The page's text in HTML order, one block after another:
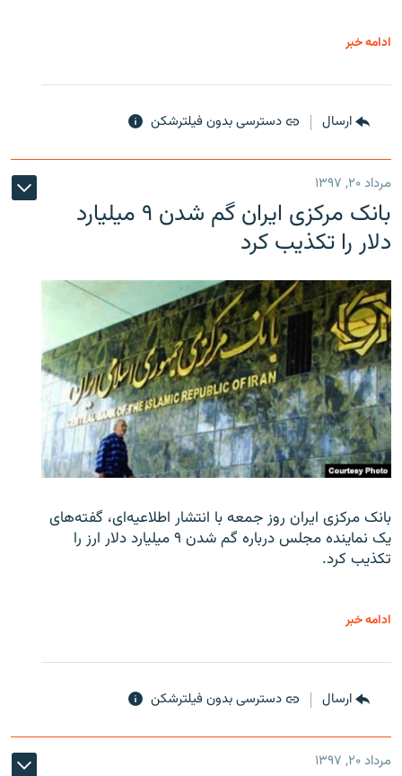
ادامه خبر
ارسال دسترسی بدون فیلترشکن
مرداد ۲۰, ۱۳۹۷
بانک مرکزی ایران گم شدن ۹ میلیارد
دلار را تکذیب کرد
بانک مرکزی ایران روز جمعه با انتشار اطلاعیه‌ای، گفته‌های
یک نماینده مجلس درباره گم شدن ۹ میلیارد دلار ارز را
تکذیب کرد.
ادامه خبر
ارسال دسترسی بدون فیلترشکن
مرداد ۲۰, ۱۳۹۷